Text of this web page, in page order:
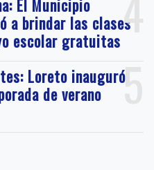
El Municipio
a brindar las clases
escolar gratuitas
5
Loreto inauguró
de verano